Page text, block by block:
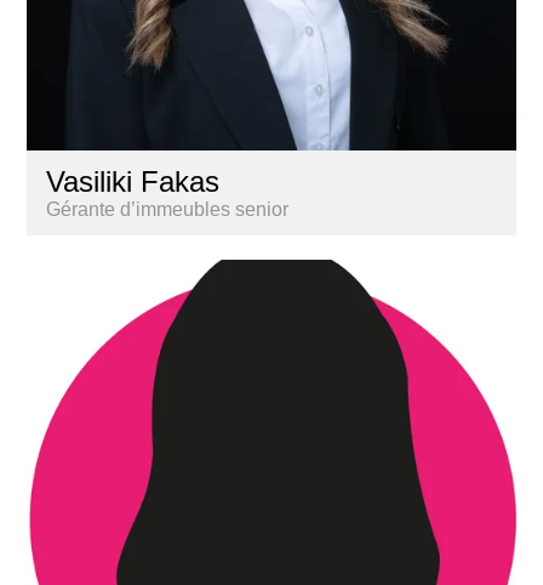
Vasiliki Fakas
Gérante d’immeubles senior